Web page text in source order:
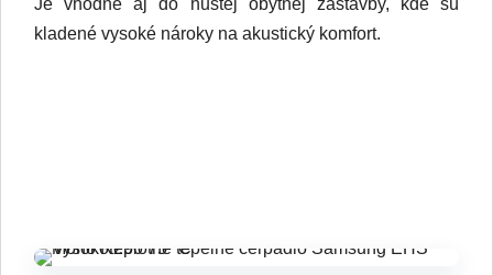
Je vhodné aj do hustej obytnej zástavby, kde sú
kladené vysoké nároky na akustický komfort.